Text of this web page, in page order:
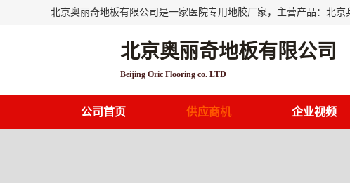
北京奥丽奇地板有限公司
Beijing Oric Flooring co. LTD
公司首页 供应商机 企业视频